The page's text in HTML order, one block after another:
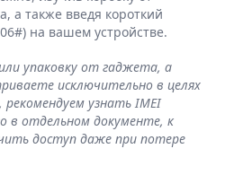
а также введя короткий
на вашем устройстве.
упаковку от гаджета, а
исключительно в целях
рекомендуем узнать IMEI
в отдельном документе, к
доступ даже при потере